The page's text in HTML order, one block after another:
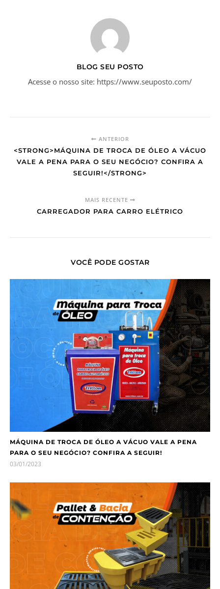
BLOG SEU POSTO
Acesse o nosso site: https://www.seuposto.com/
ANTERIOR
<STRONG>MÁQUINA DE TROCA DE ÓLEO A VÁCUO
VALE A PENA PARA O SEU NEGÓCIO? CONFIRA A
SEGUIR!</STRONG>
MAIS RECENTE
CARREGADOR PARA CARRO ELÉTRICO
VOCÊ PODE GOSTAR
MÁQUINA DE TROCA DE ÓLEO A VÁCUO VALE A PENA
PARA O SEU NEGÓCIO? CONFIRA A SEGUIR!
03/01/2023